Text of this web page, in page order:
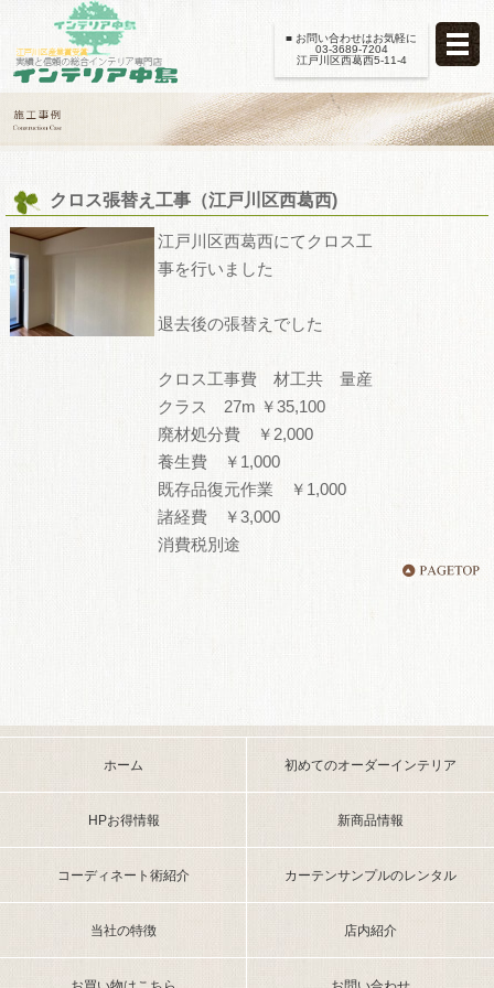
■ お問い合わせはお気軽に
03-3689-7204
江戸川区西葛西5-11-4
クロス張替え工事（江戸川区西葛西)
江戸川区西葛西にてクロス工
事を行いました
退去後の張替えでした
クロス工事費 材工共 量産
クラス 27m ￥35,100
廃材処分費 ￥2,000
養生費 ￥1,000
既存品復元作業 ￥1,000
諸経費 ￥3,000
消費税別途
ホーム 初めてのオーダーインテリア
HPお得情報 新商品情報
コーディネート術紹介 カーテンサンプルのレンタル
当社の特徴 店内紹介